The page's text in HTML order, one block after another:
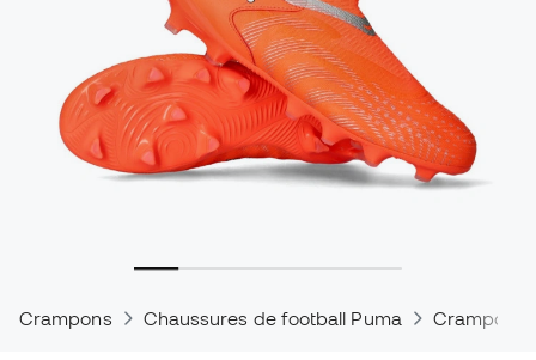
Crampons Chaussures de football Puma Crampons